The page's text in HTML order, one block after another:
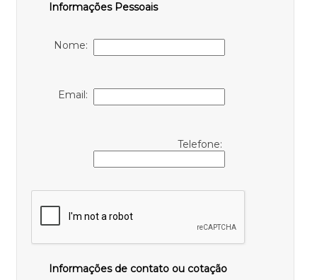
Informações Pessoais
Nome:
Email:
Telefone:
Informações de contato ou cotação